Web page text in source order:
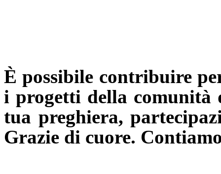
È possibile contribuire
i progetti della comunità
tua preghiera,
Grazie di cuore.